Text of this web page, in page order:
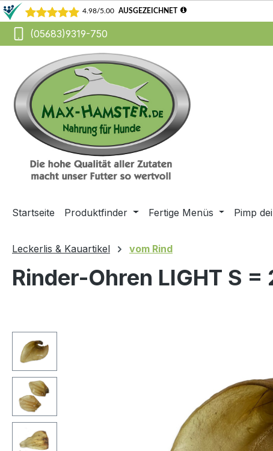
Hauptinhalt springen
Zur Suche springen
Zur Hauptnavigation springen
(05683)9319-750
Startseite Produktfinder Fertige Menüs Pimp
Leckerlis & Kauartikel vom Rind
Rinder-Ohren LIGHT S =
Bildergalerie überspringen